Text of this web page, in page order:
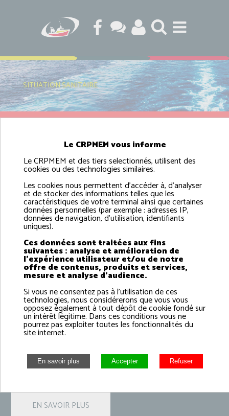
SITUATION SANITAIRE
Régime des zones de pêche
du pétoncle en Manche
Suivi sanitaire des zones de
pêche de pétoncles en
Manche
Le CRPMEM vous informe
Le CRPMEM et des tiers selectionnés, utilisent des
cookies ou des technologies similaires.
Les cookies nous permettent d'accéder à, d'analyser
et de stocker des informations telles que les
caractéristiques de votre terminal ainsi que certaines
données personnelles (par exemple : adresses IP,
données de navigation, d'utilisation, identifiants
uniques).
Ces données sont traitées aux fins
suivantes : analyse et amélioration de
l'expérience utilisateur et/ou de notre
offre de contenus, produits et services,
mesure et analyse d'audience.
Si vous ne consentez pas à l'utilisation de ces
technologies, nous considérerons que vous vous
opposez également à tout dépôt de cookie fondé sur
un intérêt légitime. Dans ces conditions vous ne
pourrez pas exploiter toutes les fonctionnalités du
site internet.